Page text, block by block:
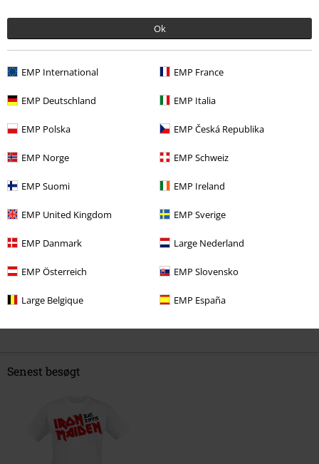
Ok
EMP International EMP France
EMP Deutschland EMP Italia
EMP Polska EMP Česká Republika
EMP Norge EMP Schweiz
EMP Suomi EMP Ireland
EMP United Kingdom EMP Sverige
EMP Danmark Large Nederland
EMP Österreich EMP Slovensko
Large Belgique EMP España
%
Frakr 161.45
%
Frakr 161.45
0 Anmeldelser
Fortæl os din mening om denne vare "Est. 1975".
Skriv anmeldelse
Senest besøgt